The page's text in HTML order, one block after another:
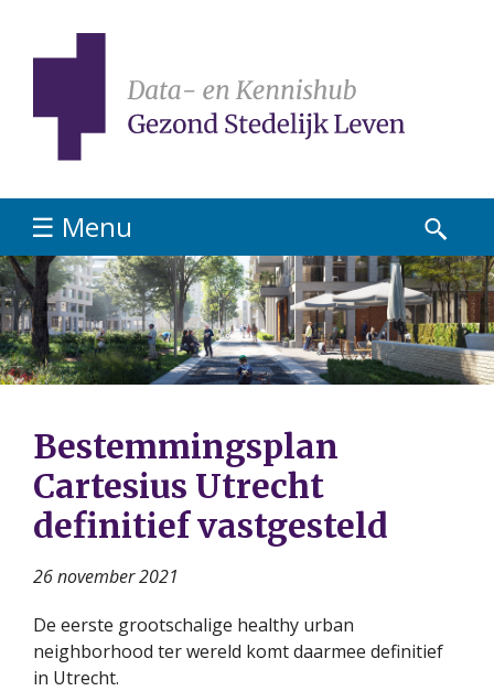
☰ Menu
Bestemmingsplan
Cartesius Utrecht
definitief vastgesteld
26 november 2021
De eerste grootschalige healthy urban
neighborhood ter wereld komt daarmee definitief
in Utrecht.